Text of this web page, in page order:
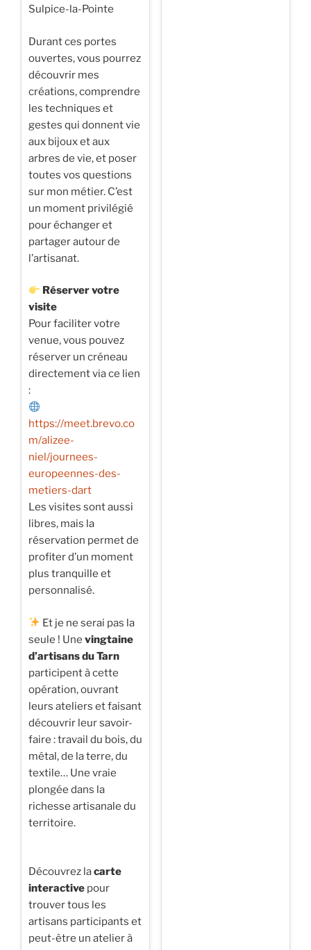
Sulpice-la-Pointe
Durant ces portes
ouvertes, vous pourrez
découvrir mes
créations, comprendre
les techniques et
gestes qui donnent vie
aux bijoux et aux
arbres de vie, et poser
toutes vos questions
sur mon métier. C’est
un moment privilégié
pour échanger et
partager autour de
l’artisanat.
Réserver votre
visite
Pour faciliter votre
venue, vous pouvez
réserver un créneau
directement via ce lien
:
https://meet.brevo.co
m/alizee-
niel/journees-
europeennes-des-
metiers-dart
Les visites sont aussi
libres, mais la
réservation permet de
profiter d’un moment
plus tranquille et
personnalisé.
Et je ne serai pas la
seule ! Une vingtaine
d’artisans du Tarn
participent à cette
opération, ouvrant
leurs ateliers et faisant
découvrir leur savoir-
faire : travail du bois, du
métal, de la terre, du
textile… Une vraie
plongée dans la
richesse artisanale du
territoire.
Découvrez lacarte
interactive pour
trouver tous les
artisans participants et
peut-être un atelier à